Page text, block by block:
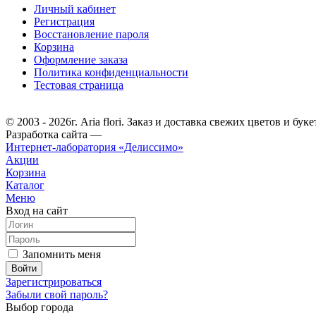
Личный кабинет
Регистрация
Восстановление пароля
Корзина
Оформление заказа
Политика конфиденциальности
Тестовая страница
© 2003 - 2026г. Aria flori. Заказ и доставка свежих цветов и
Разработка сайта —
Интернет-лаборатория «Делиссимо»
Акции
Корзина
Каталог
Меню
Вход на сайт
Запомнить меня
Зарегистрироваться
Забыли свой пароль?
Выбор города